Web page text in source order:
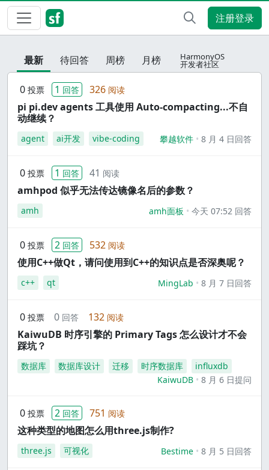
注册登录
最新 待回答 周榜 月榜 HarmonyOS
开发者社区
0 投票 1 回答 326 阅读
pi pi.dev agents 工具使用 Auto-compacting...不自
动继续？
agent ai开发 vibe-coding 攀越软件 8 月 4 日回答
0 投票 1 回答 41 阅读
amhpod 似乎无法传达镜像名后的参数？
amh amh面板 今天 07:52 回答
0 投票 2 回答 532 阅读
使用C++做Qt，请问使用到C++的知识点是否深奥呢？
c++ qt MingLab 8 月 7 日回答
0 投票 0 回答 132 阅读
KaiwuDB 时序引擎的 Primary Tags 怎么设计才不会
踩坑？
数据库 数据库设计 迁移 时序数据库
influxdb
KaiwuDB
8 月 6 日提问
0 投票 2 回答 751 阅读
这种类型的地图怎么用three.js制作?
three.js 可视化 Bestime 8 月 5 日回答